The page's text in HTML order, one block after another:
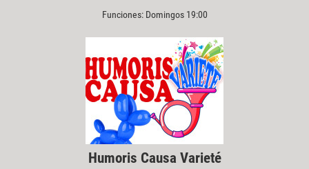
Funciones: Domingos 19:00
Humoris Causa Varieté